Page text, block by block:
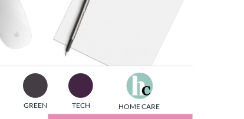
GREEN TECH HOME CARE